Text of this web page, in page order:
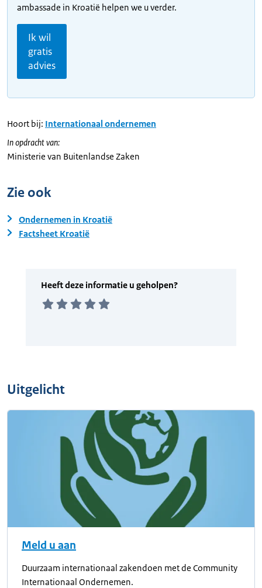
ambassade in Kroatië helpen we u verder.
Ik wil
gratis
advies
Hoort bij: Internationaal ondernemen
In opdracht van:
Ministerie van Buitenlandse Zaken
Zie ook
Ondernemen in Kroatië
Factsheet Kroatië
Uitgelicht
Meld u aan
Duurzaam internationaal zakendoen met de Community
Internationaal Ondernemen.